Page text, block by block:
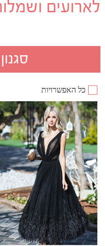
לארועים
כל האפשרויות